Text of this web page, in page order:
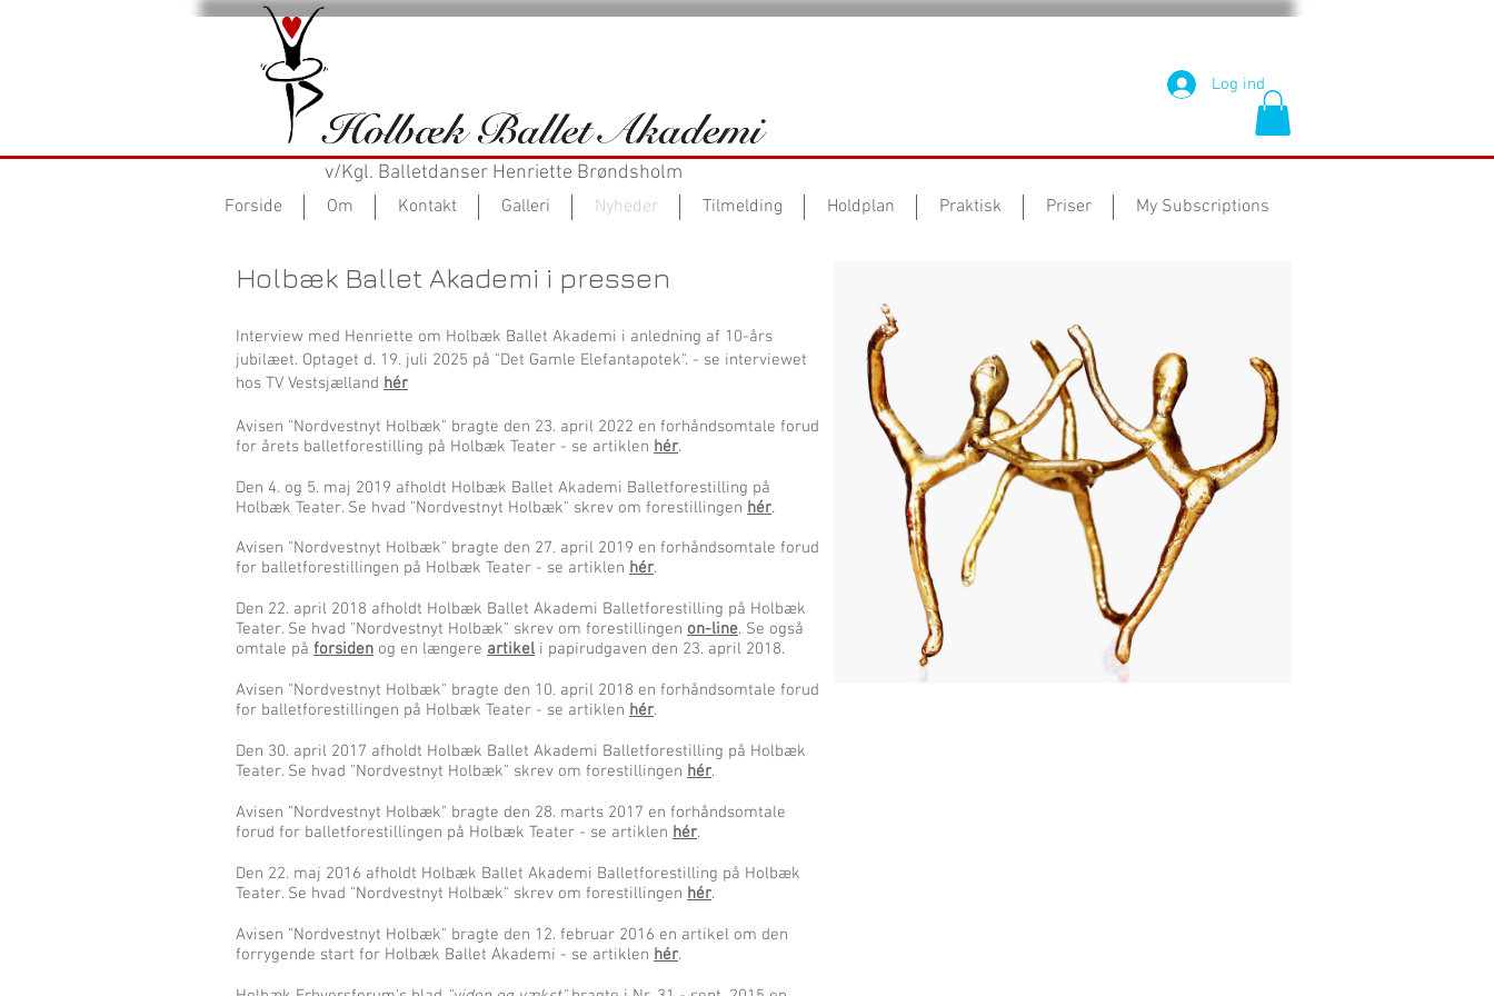
Log ind
v/Kgl. Balletdanser Henriette Brøndsholm
Forside Om Kontakt Galleri Nyheder Tilmelding Holdplan Praktisk Priser My Subscriptions
Holbæk Ballet Akademi i pressen
Interview med Henriette om Holbæk Ballet Akademi i anledning af 10-års
jubilæet. Optaget d. 19. juli 2025 på "Det Gamle Elefantapotek". - se interviewet
hos TV Vestsjælland hér
Avisen "Nordvestnyt Holbæk" bragte den 23. april 2022 en forhåndsomtale forud
for årets balletforestilling på Holbæk Teater - se artiklen hér.
Den 4. og 5. maj 2019 afholdt Holbæk Ballet Akademi Balletforestilling på
Holbæk Teater. Se hvad "Nordvestnyt Holbæk" skrev om forestillingen hér.
Avisen "Nordvestnyt Holbæk" bragte den 27. april 2019 en forhåndsomtale forud
for balletforestillingen på Holbæk Teater - se artiklen hér.
Den 22. april 2018 afholdt Holbæk Ballet Akademi Balletforestilling på Holbæk
Teater. Se hvad "Nordvestnyt Holbæk" skrev om forestillingen on-line. Se også
omtale på forsiden og en længere artikel i papirudgaven den 23. april 2018.
Avisen "Nordvestnyt Holbæk" bragte den 10. april 2018 en forhåndsomtale forud
for balletforestillingen på Holbæk Teater - se artiklen hér.
Den 30. april 2017 afholdt Holbæk Ballet Akademi Balletforestilling på Holbæk
Teater. Se hvad "Nordvestnyt Holbæk" skrev om forestillingen hér.
Avisen "Nordvestnyt Holbæk" bragte den 28. marts 2017 en forhåndsomtale
forud for balletforestillingen på Holbæk Teater - se artiklen hér.
Den 22. maj 2016 afholdt Holbæk Ballet Akademi Balletforestilling på Holbæk
Teater. Se hvad "Nordvestnyt Holbæk" skrev om forestillingen hér.
Avisen "Nordvestnyt Holbæk" bragte den 12. februar 2016 en artikel om den
forrygende start for Holbæk Ballet Akademi - se artiklen hér.